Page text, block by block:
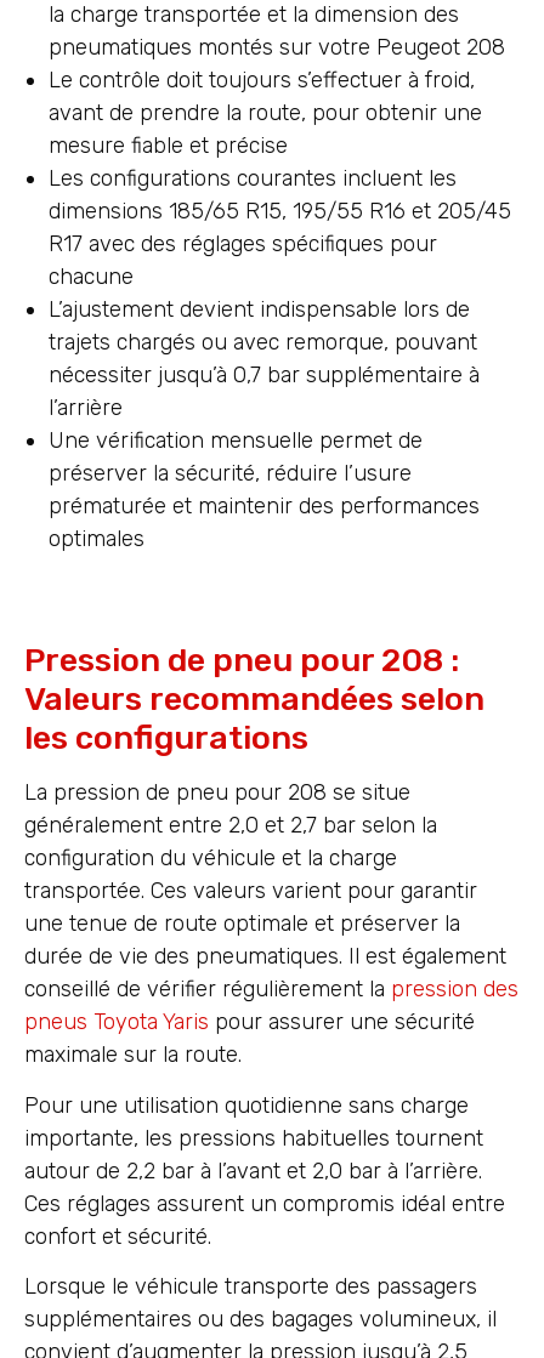
la charge transportée et la dimension des
pneumatiques montés sur votre Peugeot 208
Le contrôle doit toujours s’effectuer à froid,
avant de prendre la route, pour obtenir une
mesure fiable et précise
Les configurations courantes incluent les
dimensions 185/65 R15, 195/55 R16 et 205/45
R17 avec des réglages spécifiques pour
chacune
L’ajustement devient indispensable lors de
trajets chargés ou avec remorque, pouvant
nécessiter jusqu’à 0,7 bar supplémentaire à
l’arrière
Une vérification mensuelle permet de
préserver la sécurité, réduire l’usure
prématurée et maintenir des performances
optimales
Pression de pneu pour 208 :
Valeurs recommandées selon
les configurations
La pression de pneu pour 208 se situe
généralement entre 2,0 et 2,7 bar selon la
configuration du véhicule et la charge
transportée. Ces valeurs varient pour garantir
une tenue de route optimale et préserver la
durée de vie des pneumatiques. Il est également
conseillé de vérifier régulièrement la pression des
pneus Toyota Yaris pour assurer une sécurité
maximale sur la route.
Pour une utilisation quotidienne sans charge
importante, les pressions habituelles tournent
autour de 2,2 bar à l’avant et 2,0 bar à l’arrière.
Ces réglages assurent un compromis idéal entre
confort et sécurité.
Lorsque le véhicule transporte des passagers
supplémentaires ou des bagages volumineux, il
convient d’augmenter la pression jusqu’à 2,5